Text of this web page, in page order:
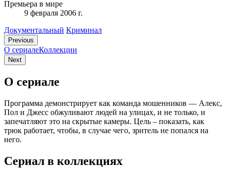
Премьера в мире
9 февраля 2006 г.
Документальный Криминал
Previous
О сериалеКоллекции
Next
О сериале
Программа демонстрирует как команда мошенников — Алекс,
Пол и Джесс обжуливают людей на улицах, и не только, и
запечатляют это на скрытые камеры. Цель – показать, как
трюк работает, чтобы, в случае чего, зритель не попался на
него.
Сериал в коллекциях